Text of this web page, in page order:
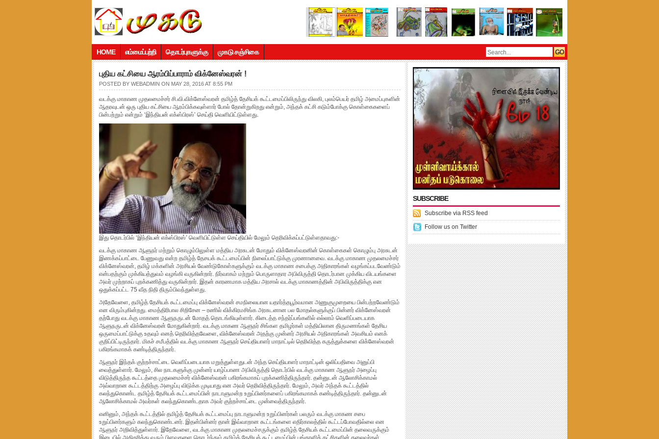
HOME எம்மைப்பற்றி தொடர்புகளுக்கு முகடு சஞ்சிகை
புதிய கட்சியை ஆரம்பிப்பாராம் விக்னேஸ்வரன் !
POSTED BY WEBADMIN ON MAY 28, 2016 AT 8:55 PM
வடக்கு மாகாண முதலமைச்சர் சி.வி.விக்னேஸ்வரன் தமிழ்த் தேசியக் கூட்டமைப்பிலிருந்து விலகி, புலம்பெயர் தமிழ் அமைப்புகளின்
ஆதரவுடன் ஒரு புதிய கட்சியை ஆரம்பிக்கவுள்ளார் போல் தோன்றுகிறது என்றும், அந்தக் கட்சி கடும்போக்கு கொள்கைகளைப்
பின்பற்றும் என்றும் ‘இந்தியன் எக்ஸ்பிரஸ்’ செய்தி வெளியிட்டுள்ளது.
இது தொடர்பில் ‘இந்தியன் எக்ஸ்பிரஸ்’ வெளியிட்டுள்ள செய்தியில் மேலும் தெரிவிக்கப்பட்டுள்ளதாவது:-
வடக்கு மாகாண ஆளுநர் மற்றும் கொழும்பிலுள்ள மத்திய அரசுடன் மோதும் விக்னேஸ்வரனின் கொள்கைகள் கொழும்பு அரசுடன்
இணக்கப்பாட்டை பேணுவது என்ற தமிழ்த் தேசயக் கூட்டமைப்பின் நிலைப்பாட்டுக்கு முரணானவை. வடக்கு மாகாண முதலமைச்சர்
விக்னேஸ்வரன், தமிழ் மக்களின் அரசியல் வேண்டுகோள்களுக்கும் வடக்கு மாகாண சபைக்கு அதிகாரங்கள் வழங்கப்படவேண்டும்
என்பதற்கும் முக்கியத்துவம் வழங்கி வருகின்றார். நிர்வாகம் மற்றும் பொருளாதார அபிவிருத்தி தொடர்பான முக்கிய விடயங்களை
அவர் முற்றாகப் புறக்கணித்து வருகின்றார். இதன் காரணமாக மத்திய அரசால் வடக்கு மாகாணத்தின் அபிவிருத்திக்கு என
ஒதுக்கப்பட்ட 75 வீத நிதி திரும்பிவந்துள்ளது.
அதேவேளை, தமிழ்த் தேசியக் கூட்டமைப்பு விக்னேஸ்வரன் சமநிலையான யதார்த்தபூர்வமான அணுகுமுறையை பின்பற்றவேண்டும்
என விரும்புகின்றது. மைத்திரிபால சிறிசேன – ரணில் விக்கிரமசிங்க அரசுடனான பல மோதல்களுக்குப் பின்னர் விக்னேஸ்வரன்
தற்போது வடக்கு மாகாண ஆளுநருடன் மோதத் தொடங்கியுள்ளார். கிடைத்த சந்தர்ப்பங்களில் எல்லாம் வெளிப்படையாக
ஆளுநருடன் விக்னேஸ்வரன் மோதுகின்றார். வடக்கு மாகண ஆளுநர் சிங்கள தமிழர்கள் மத்தியிலான திருமணங்கள் தேசிய
ஒருமைப்பாட்டுக்கு உதவும் எனத் தெரிவித்தவேளை, விக்னேஸ்வரன் அதற்கு முன்னர் அரசியல் அதிகாரங்கள் அவசியம் எனக்
குறிப்பிட்டிருந்தார். மிகச் சமீபத்தில் வடக்கு மாகாண ஆளுநர் செய்தியாளர் மாநாட்டில் தெரிவித்த கருத்துக்களை விக்னேஸ்வரன்
பகிரங்கமாகக் கண்டித்திருந்தார்.
ஆளுநர் இந்தக் குற்றச்சாட்டை வெளிப்படையாக மறுத்துள்ளதுடன் அந்த செய்தியாளர் மாநாட்டின் ஒலிப்பதிவை அனுப்பி
வைத்துள்ளார். மேலும், சில நாடகளுக்கு முன்னர் யாழ்ப்பாண அபிவிருத்தி தொடர்பில் வடக்கு மாகாண ஆளுநர் அழைப்பு
விடுத்திருந்த கூட்டத்தை முதலமைச்சர் விக்னேஸ்வரன் பகிரங்கமாகப் புறக்கணித்திருந்தார். தன்னுடன் ஆலோசிக்காமல்
அவ்வாறான கூட்டத்திற்கு அழைப்பு விடுக்க முடியாது என அவர் தெரிவித்திருந்தார். மேலும், அவர் அந்தக் கூட்டத்தில்
கலந்துகொண்ட தமிழ்த் தேசியக் கூட்டமைப்பின் நாடாளுமன்ற உறுப்பினர்களைப் பகிரங்கமாகக் கண்டித்திருந்தார். தன்னுடன்
ஆலோசிக்காமல் அவர்கள் கலந்துகொண்டதாக அவர் குற்றச்சாட்டை முன்வைத்திருந்தார்.
எனினும், அந்தக் கூட்டத்தில் தமிழ்த் தேசியக் கூட்டமைப்பு நாடாளுமன்ற உறுப்பினர்கள் பலரும் வடக்கு மாகண சபை
உறுப்பினர்களும் கலந்துகொண்டனர். இதன்பின்னர் தான் இவ்வாறான கூட்டங்களை எதிர்காலத்தில் கூட்டப்போவதில்லை என
ஆளுநர் அறிவித்துள்ளார். இதேவேளை, வடக்கு மாகாண முதலமைச்சருக்கும் தமிழ்த் தேசியக் கூட்டமைப்பின் தலைவருக்கும்
இடையில் அதிகரித்து வரும் பிளவுகளை தொடர்ந்தும் தமிழ்த் தேசியக் கூட்டமைப்பின் பங்காளிக் கட்சிகளின் தலைவர்கள்
SUBSCRIBE
Subscribe via RSS feed
Follow us on Twitter